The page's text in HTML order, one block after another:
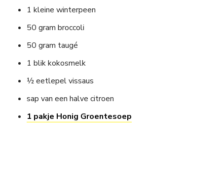
1 kleine winterpeen
50 gram broccoli
50 gram taugé
1 blik kokosmelk
½ eetlepel vissaus
sap van een halve citroen
1 pakje Honig Groentesoep